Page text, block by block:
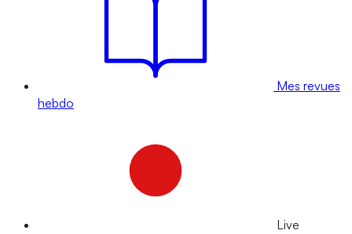
Mes revues
hebdo
Live